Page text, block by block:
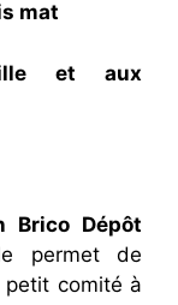
mat
et aux
Brico Dépôt
permet de
petit comité à